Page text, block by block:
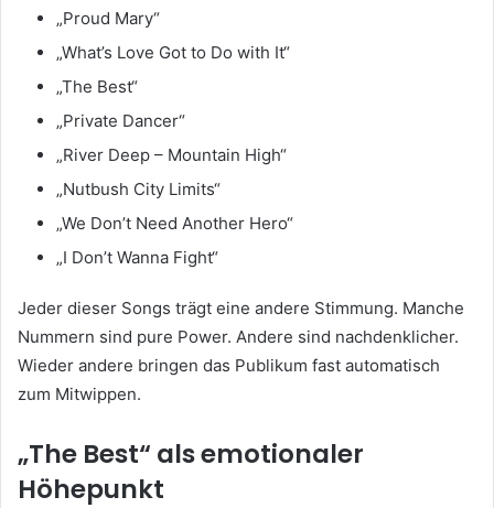
„Proud Mary“
„What’s Love Got to Do with It“
„The Best“
„Private Dancer“
„River Deep – Mountain High“
„Nutbush City Limits“
„We Don’t Need Another Hero“
„I Don’t Wanna Fight“
Jeder dieser Songs trägt eine andere Stimmung. Manche
Nummern sind pure Power. Andere sind nachdenklicher.
Wieder andere bringen das Publikum fast automatisch
zum Mitwippen.
„The Best“ als emotionaler
Höhepunkt